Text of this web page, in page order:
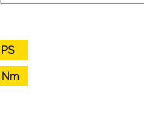
PS
Nm